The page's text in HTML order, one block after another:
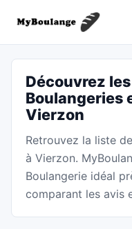
Découvrez
Boulangeries
Vierzon
Retrouvez la liste
à Vierzon.
Boulangerie idéal
comparant les avis